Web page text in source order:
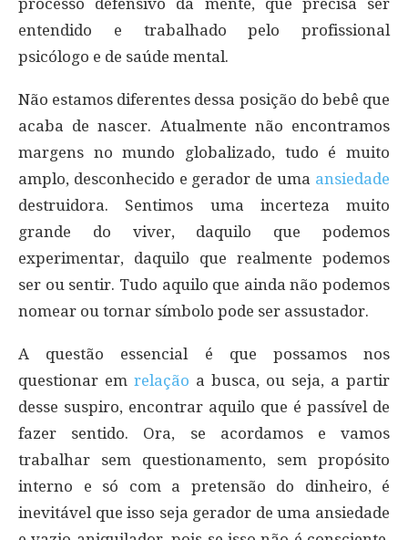
entendido e trabalhado pelo profissional
psicólogo e de saúde mental.
Não estamos diferentes dessa posição do bebê que
acaba de nascer. Atualmente não encontramos
margens no mundo globalizado, tudo é muito
amplo, desconhecido e gerador de uma ansiedade
destruidora. Sentimos uma incerteza muito
grande do viver, daquilo que podemos
experimentar, daquilo que realmente podemos
ser ou sentir. Tudo aquilo que ainda não podemos
nomear ou tornar símbolo pode ser assustador.
A questão essencial é que possamos nos
questionar em relação a busca, ou seja, a partir
desse suspiro, encontrar aquilo que é passível de
fazer sentido. Ora, se acordamos e vamos
trabalhar sem questionamento, sem propósito
interno e só com a pretensão do dinheiro, é
inevitável que isso seja gerador de uma ansiedade